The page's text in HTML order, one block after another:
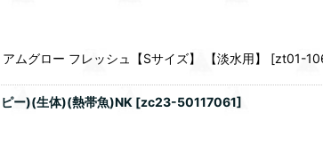
ムグロー フレッシュ【Sサイズ】 【淡水用】 [zt01-
ピー)(生体)(熱帯魚)NK [zc23-50117061]